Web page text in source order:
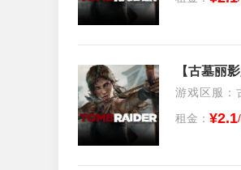
【古墓丽
游戏区服：
租金： ¥2.1